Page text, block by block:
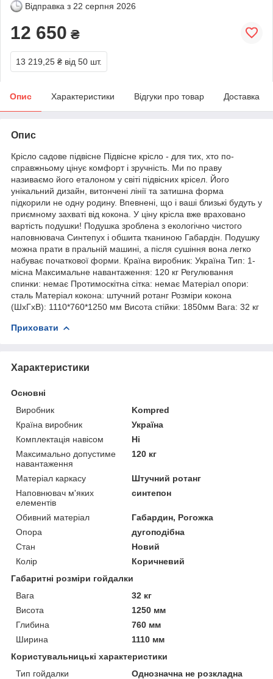
Відправка з 22 серпня 2026
12 650 ₴
13 219,25 ₴ від 50 шт.
Опис Характеристики Відгуки про товар Доставка
Опис
Крісло садове підвісне Підвісне крісло - для тих, хто по-
справжньому цінує комфорт і зручність. Ми по праву
називаємо його еталоном у світі підвісних крісел. Його
унікальний дизайн, витончені лінії та затишна форма
підкорили не одну родину. Впевнені, що і ваші близькі будуть у
приємному захваті від кокона. У ціну крісла вже враховано
вартість подушки! Подушка зроблена з екологічно чистого
наповнювача Синтепух і обшита тканиною Габардін. Подушку
можна прати в пральній машині, а після сушіння вона легко
набуває початкової форми. Країна виробник: Україна Тип: 1-
місна Максимальне навантаження: 120 кг Регулювання
спинки: немає Протимоскітна сітка: немає Матеріал опори:
сталь Матеріал кокона: штучний ротанг Розміри кокона
(ШxГxВ): 1110*760*1250 мм Висота стійки: 1850мм Вага: 32 кг
Приховати
Характеристики
Основні
Виробник
Kompred
Країна виробник
Україна
Комплектація навісом
Ні
Максимально допустиме
навантаження
120 кг
Матеріал каркасу
Штучний ротанг
Наповнювач м'яких
елементів
синтепон
Обивний матеріал
Габардин, Рогожка
Опора
дугоподібна
Стан
Новий
Колір
Коричневий
Габаритні розміри гойдалки
Вага
32 кг
Висота
1250 мм
Глибина
760 мм
Ширина
1110 мм
Користувальницькі характеристики
Тип гойдалки
Однозначна не розкладна